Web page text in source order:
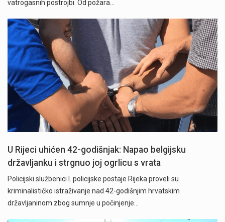
vatrogasnih postrojbi. Od požara…
U Rijeci uhićen 42-godišnjak: Napao belgijsku
državljanku i strgnuo joj ogrlicu s vrata
Policijski službenici I. policijske postaje Rijeka proveli su
kriminalističko istraživanje nad 42-godišnjim hrvatskim
državljaninom zbog sumnje u počinjenje…